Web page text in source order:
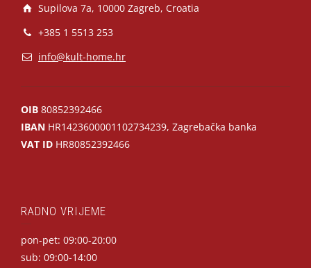
Supilova 7a, 10000 Zagreb, Croatia
+385 1 5513 253
info@kult-home.hr
OIB 80852392466
IBAN HR1423600001102734239, Zagrebačka banka
VAT ID HR80852392466
RADNO VRIJEME
pon-pet: 09:00-20:00
sub: 09:00-14:00